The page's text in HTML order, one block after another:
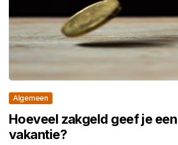
Algemeen
Hoeveel zakgeld geef je
vakantie?